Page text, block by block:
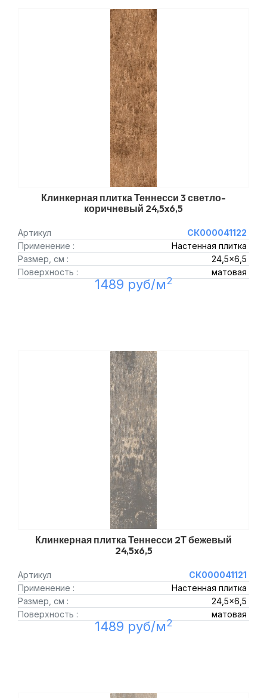
Клинкерная плитка Теннесси 3 светло-
коричневый 24,5x6,5
Артикул
СК000041122
Применение :
Настенная плитка
Размер, см :
24,5x6,5
Поверхность :
матовая
1489 руб/м2
Клинкерная плитка Теннесси 2Т бежевый
24,5x6,5
Артикул
СК000041121
Применение :
Настенная плитка
Размер, см :
24,5x6,5
Поверхность :
матовая
1489 руб/м2